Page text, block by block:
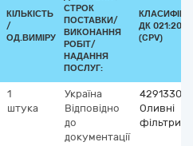
КІЛЬКІСТЬ
/
ОД.ВИМІРУ
СТРОК
ПОСТАВКИ/
ВИКОНАННЯ
РОБІТ/
НАДАННЯ
ПОСЛУГ:
ДК 021:2015
(CPV)
1
штука
Україна
Відповідно
до
документації
Оливні
фільтри